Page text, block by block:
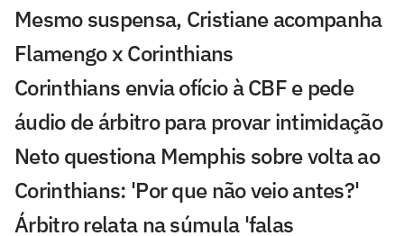
Mesmo suspensa, Cristiane acompanha
Flamengo x Corinthians
Corinthians envia ofício à CBF e pede
áudio de árbitro para provar intimidação
Neto questiona Memphis sobre volta ao
Corinthians: 'Por que não veio antes?'
Árbitro relata na súmula 'falas